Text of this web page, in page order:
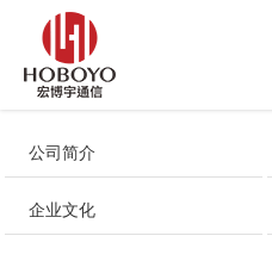
公司简介
企业文化